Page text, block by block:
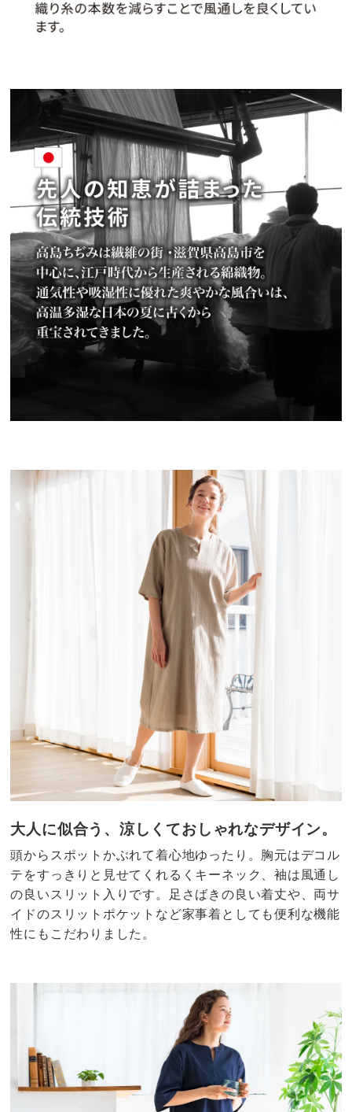
大人に似合う、涼しくておしゃれなデザイン。
頭からスポットかぶれて着心地ゆったり。胸元はデコル
テをすっきりと見せてくれるくキーネック、袖は風通し
の良いスリット入りです。足さばきの良い着丈や、両サ
イドのスリットポケットなど家事着としても便利な機能
性にもこだわりました。